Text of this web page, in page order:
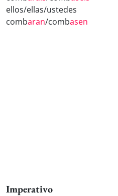
ellos/ellas/ustedes
combaran/combasen
Imperativo